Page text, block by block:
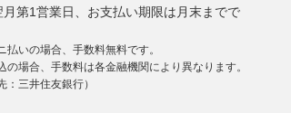
月第1営業日、お支払い期限は月末までで
いの場合、手数料無料です。
の場合、手数料は各金融機関により異なります。
：三井住友銀行）